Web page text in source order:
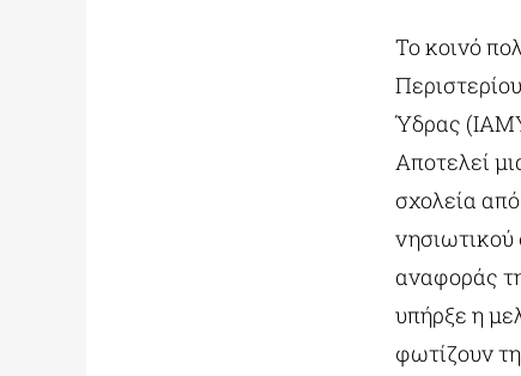
Το κοινό
Ύδρας
Αποτελεί
σχολεία
νησιωτικού
αναφοράς
υπήρξε η
φωτίζουν